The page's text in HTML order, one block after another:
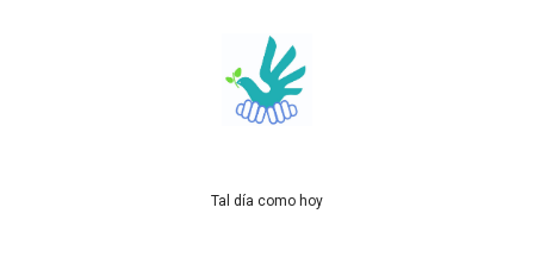
Tal día como hoy